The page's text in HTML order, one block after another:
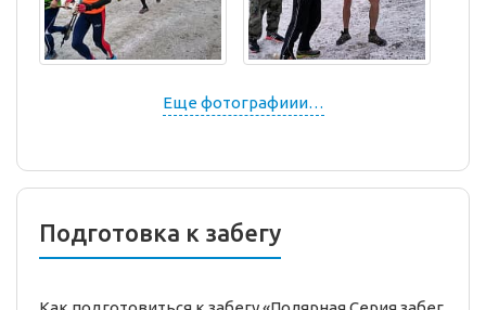
Еще фотографиии…
Подготовка к забегу